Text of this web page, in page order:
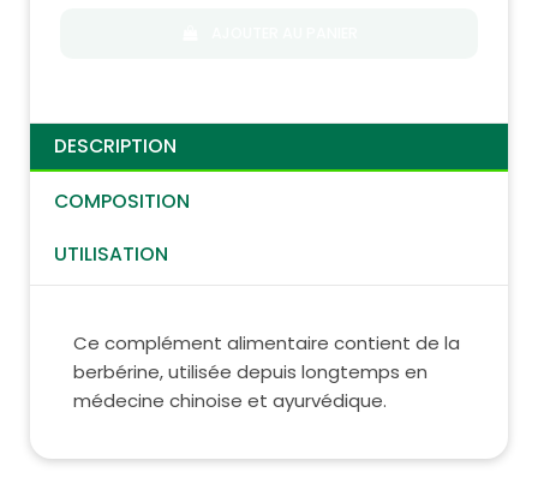
DESCRIPTION
COMPOSITION
UTILISATION
Ce complément alimentaire contient de la
berbérine, utilisée depuis longtemps en
médecine chinoise et ayurvédique.